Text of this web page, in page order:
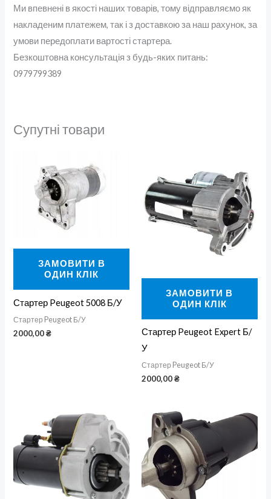
Ми впевнені в якості наших товарів, тому відправляємо як
накладеним платежем, так і з доставкою за наш рахунок, за
умови передоплати вартості стартера.
Безкоштовна консультація з будь-яких питань:
0979799389
Супутні товари
ЗАМОВИТИ В
ОДИН КЛІК
Стартер Peugeot 5008 Б/У
Стартер Peugeot Б/У
2000,00₴
ЗАМОВИТИ В
ОДИН КЛІК
Стартер Peugeot Expert Б/
У
Стартер Peugeot Б/У
2000,00₴